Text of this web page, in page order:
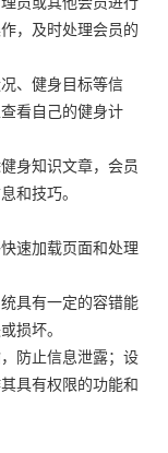
，及时处理会员的
、健身目标等信
看自己的健身计
身知识文章，会员
和技巧。
速加载页面和处理
具有一定的容错能
损坏。
防止信息泄露；设
具有权限的功能和